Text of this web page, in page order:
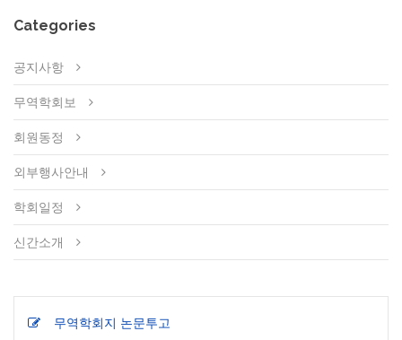
Categories
공지사항
무역학회보
회원동정
외부행사안내
학회일정
신간소개
무역학회지 논문투고